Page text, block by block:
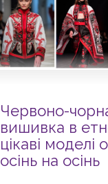
Червоно-
вишивка в
цікаві моделі
осінь на осінь